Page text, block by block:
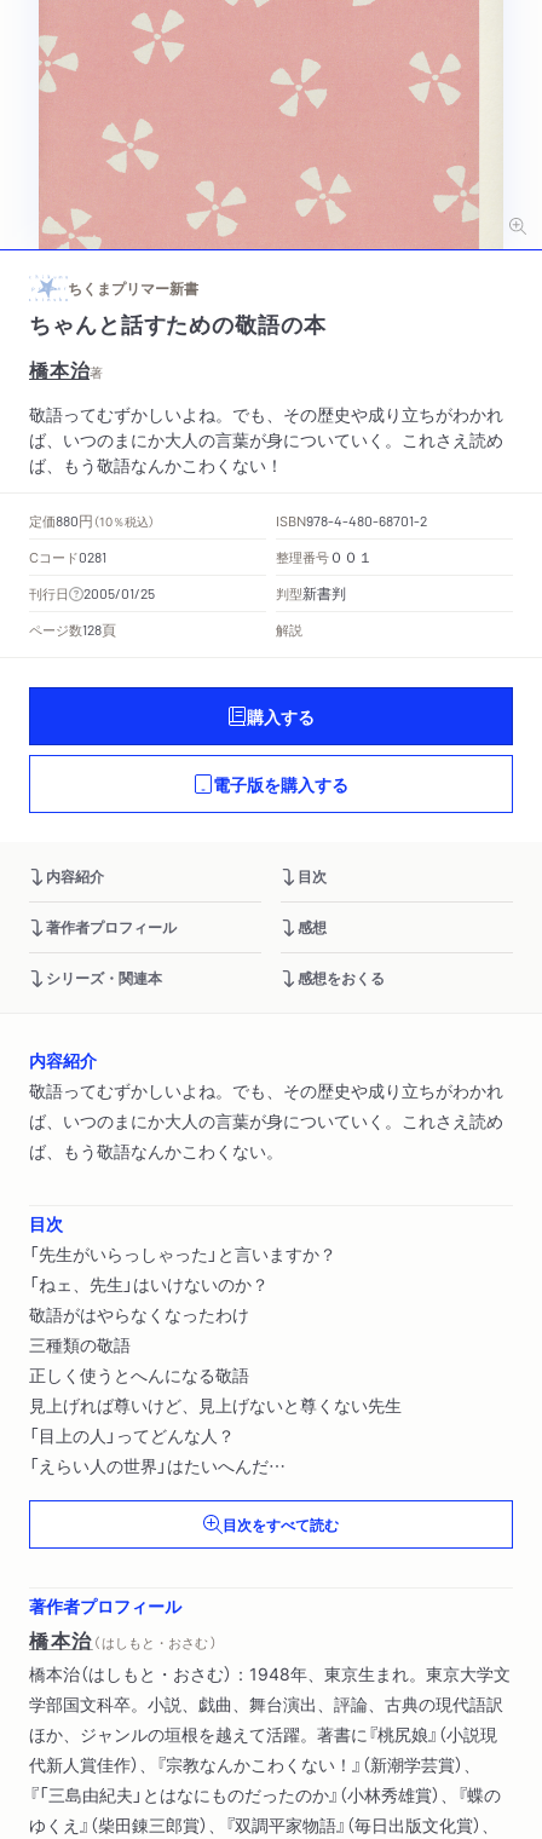
ちくまプリマー新書
ちゃんと話すための敬語の本
橋本治著
敬語ってむずかしいよね。でも、その歴史や成り立ちがわかれ
ば、いつのまにか大人の言葉が身についていく。これさえ読め
ば、もう敬語なんかこわくない！
定価880円 （10％税込） ISBN978-4-480-68701-2
Cコード0281 整理番号 ００１
刊行日 2005/01/25 判型新書判
ページ数128頁 解説
購入する
電子版を購入する
内容紹介 目次
著作者プロフィール 感想
シリーズ・関連本 感想をおくる
内容紹介
敬語ってむずかしいよね。でも、その歴史や成り立ちがわかれ
ば、いつのまにか大人の言葉が身についていく。これさえ読め
ば、もう敬語なんかこわくない。
目次
「先生がいらっしゃった」と言いますか？
「ねェ、先生」はいけないのか？
敬語がはやらなくなったわけ
三種類の敬語
正しく使うとへんになる敬語
見上げれば尊いけど、見上げないと尊くない先生
「目上の人」ってどんな人？
「えらい人の世界」はたいへんだ
敬語ができあがった時代
尊敬したくない相手に「尊敬の敬語」を使う理由
えらい人はなぜ「先生」と呼ばれるのか
だれがだれやらわからない日本語
「えらいか、えらくないか」しか考えなかった日本人は、「自分
のこと」しか考えられない
日本語には豊かな表現がある
敬語は時代によって変わる
やっぱり敬語が必要なわけ
大昔の中国人は「丁寧」という楽器をボワーンと鳴らした
目次をすべて読む
著作者プロフィール
橋本治（ はしもと・おさむ ）
橋本治（はしもと・おさむ）：1948年、東京生まれ。東京大学文
学部国文科卒。小説、戯曲、舞台演出、評論、古典の現代語訳
ほか、ジャンルの垣根を越えて活躍。著書に『桃尻娘』（小説現
代新人賞佳作）、『宗教なんかこわくない！』（新潮学芸賞）、
『「三島由紀夫」とはなにものだったのか』（小林秀雄賞）、『蝶の
ゆくえ』（柴田錬三郎賞）、『双調平家物語』（毎日出版文化賞）、